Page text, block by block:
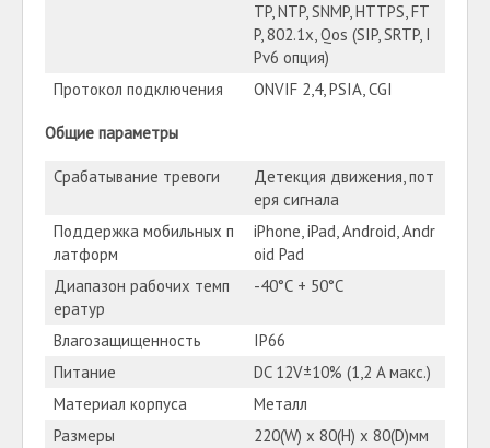
TP, NTP, SNMP, HTTPS, FT
P, 802.1x, Qos (SIP, SRTP, I
Pv6 опция)
Протокол подключения
ONVIF 2,4, PSIA, CGI
Общие параметры
Срабатывание тревоги
Детекция движения, пот
еря сигнала
Поддержка мобильных п
латформ
iPhone, iPad, Android, Andr
oid Pad
Диапазон рабочих темп
ератур
-40°С + 50°С
Влагозащищенность
IP66
Питание
DC 12V±10% (1,2 A макс.)
Материал корпуса
Металл
Размеры
220(W) x 80(H) x 80(D)мм